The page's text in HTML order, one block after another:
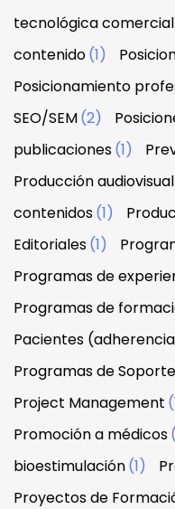
tecnológica comercial
contenido(1)
Posicionamiento
SEO/SEM(2)
publicaciones(1)
Producción audiovisual
contenidos(1)
Editoriales(1)
Programas de
Programas de
Pacientes
Programas de
Project Management
Promoción a médicos
bioestimulación(1)
Proyectos de